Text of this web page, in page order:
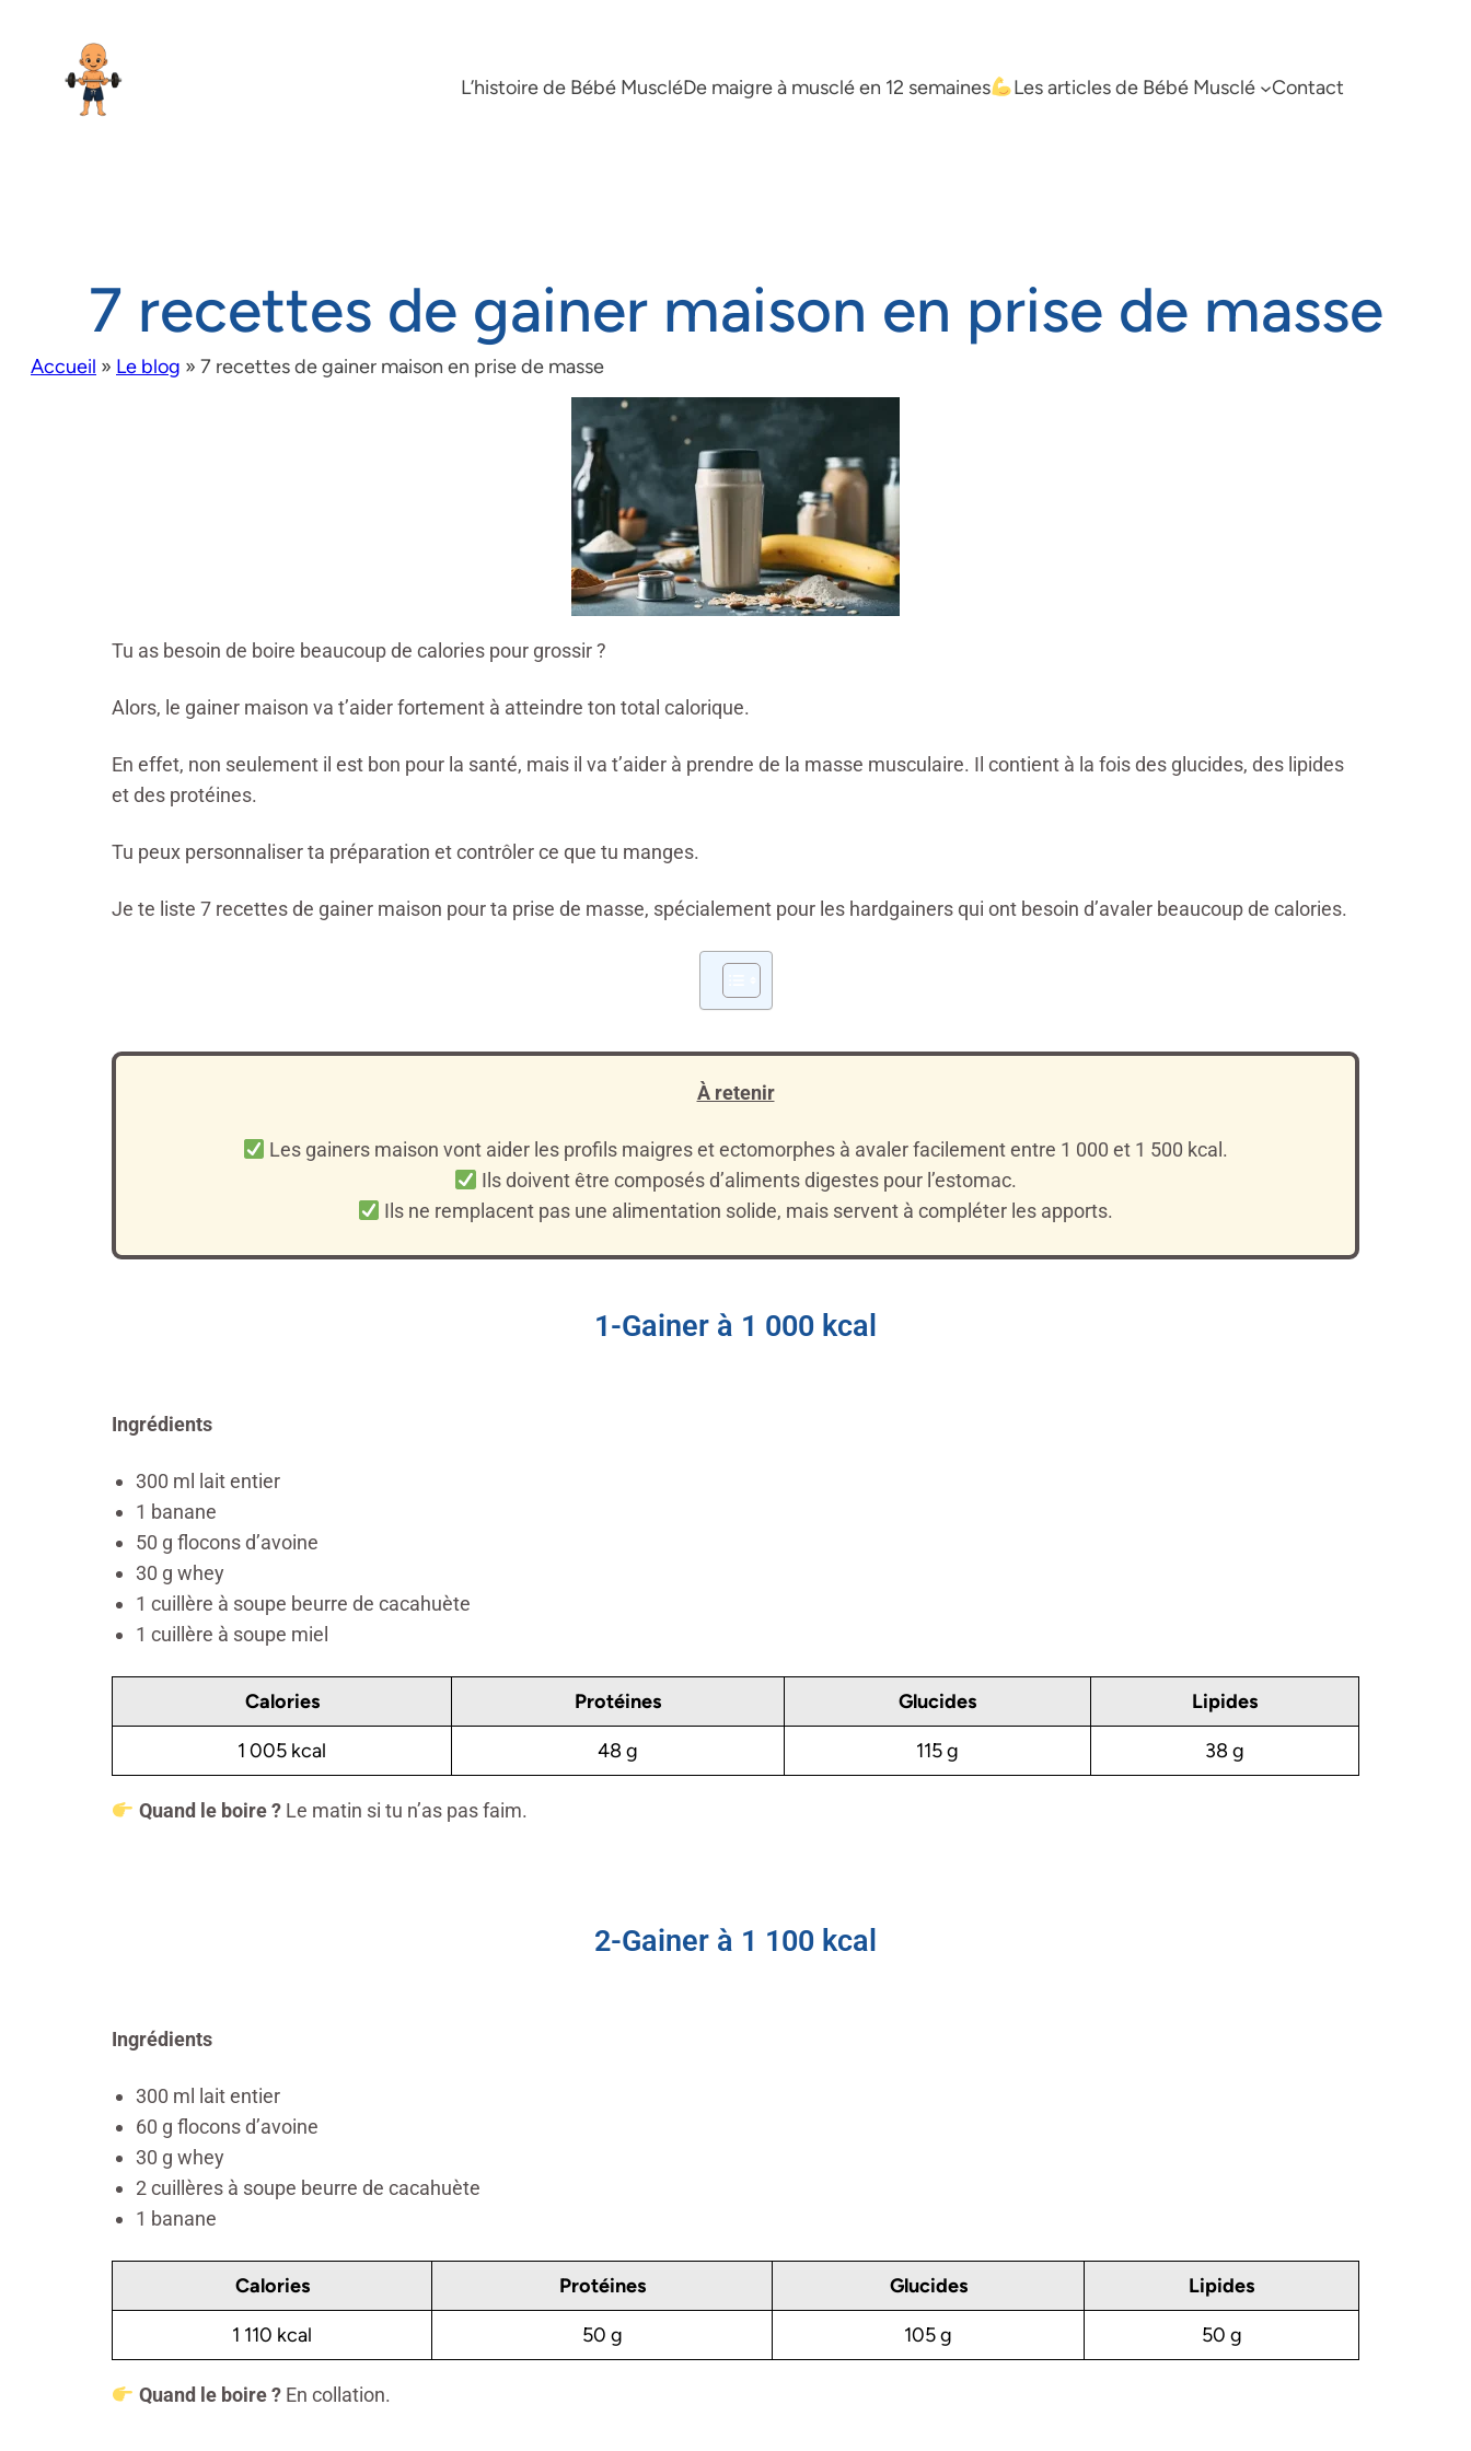
L’histoire de Bébé MuscléDe maigre à musclé en 12 semaines Les articles de Bébé Musclé Contact
7 recettes de gainer maison en prise de masse
Accueil » Le blog » 7 recettes de gainer maison en prise de masse
Tu as besoin de boire beaucoup de calories pour grossir ?
Alors, le gainer maison va t’aider fortement à atteindre ton total calorique.
En effet, non seulement il est bon pour la santé, mais il va t’aider à prendre de la masse musculaire. Il contient à la fois des glucides, des lipides
et des protéines.
Tu peux personnaliser ta préparation et contrôler ce que tu manges.
Je te liste 7 recettes de gainer maison pour ta prise de masse, spécialement pour les hardgainers qui ont besoin d’avaler beaucoup de calories.
À retenir
Les gainers maison vont aider les profils maigres et ectomorphes à avaler facilement entre 1 000 et 1 500 kcal.
Ils doivent être composés d’aliments digestes pour l’estomac.
Ils ne remplacent pas une alimentation solide, mais servent à compléter les apports.
1-Gainer à 1 000 kcal
Ingrédients
300 ml lait entier
1 banane
50 g flocons d’avoine
30 g whey
1 cuillère à soupe beurre de cacahuète
1 cuillère à soupe miel
Calories Protéines Glucides Lipides
1 005 kcal 48 g 115 g 38 g
Quand le boire ?Le matin si tu n’as pas faim.
2-Gainer à 1 100 kcal
Ingrédients
300 ml lait entier
60 g flocons d’avoine
30 g whey
2 cuillères à soupe beurre de cacahuète
1 banane
Calories Protéines Glucides Lipides
1 110 kcal 50 g 105 g 50 g
Quand le boire ?En collation.